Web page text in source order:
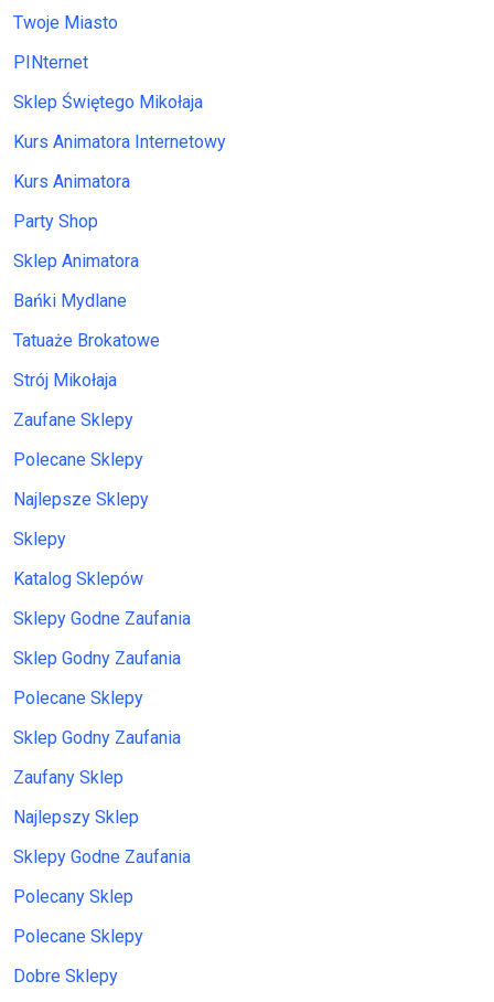
Twoje Miasto
PINternet
Sklep Świętego Mikołaja
Kurs Animatora Internetowy
Kurs Animatora
Party Shop
Sklep Animatora
Bańki Mydlane
Tatuaże Brokatowe
Strój Mikołaja
Zaufane Sklepy
Polecane Sklepy
Najlepsze Sklepy
Sklepy
Katalog Sklepów
Sklepy Godne Zaufania
Sklep Godny Zaufania
Polecane Sklepy
Sklep Godny Zaufania
Zaufany Sklep
Najlepszy Sklep
Sklepy Godne Zaufania
Polecany Sklep
Polecane Sklepy
Dobre Sklepy